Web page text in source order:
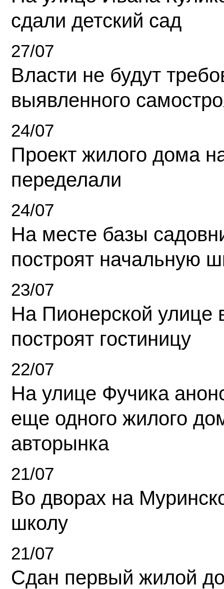
сдали детский сад
27/07
Власти не будут
выявленного
24/07
Проект жилого дома
переделали
24/07
На месте базы
построят начальную
23/07
На Пионерской улице
построят гостиницу
22/07
На улице Фучика
еще одного жилого
авторынка
21/07
Во дворах на
школу
21/07
Сдан первый жилой